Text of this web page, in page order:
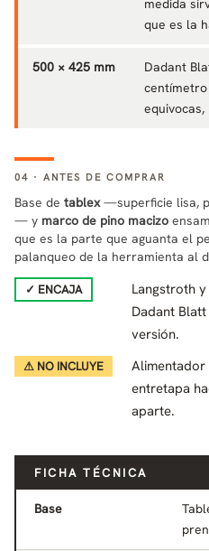
que es la
500 × 425 mm
Dadant
04 · ANTES DE COMPRAR
Base de tablex—superficie lisa,
— y marco de pino macizo
que es la parte que aguanta el
palanqueo de la herramienta al
✓ ENCAJA
Langstroth y
Dadant Blatt
versión.
⚠ NO INCLUYE
Alimentador
entretapa
aparte.
FICHA TÉCNICA
Base